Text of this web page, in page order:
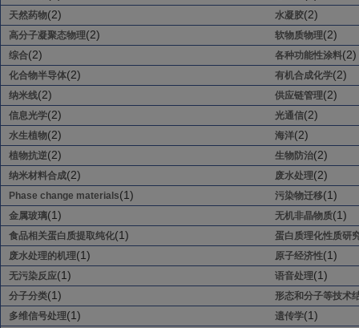
天然药物(2) 水凝胶(2)
高分子凝聚态物理(2) 软物质物理(2)
综合(2) 各种功能性涂料(2)
化合物半导体(2) 有机合成化学(2)
纳米线(2) 供应链管理(2)
信息光学(2) 光通信(2)
水生植物(2) 海洋(2)
植物抗逆(2) 生物防治(2)
纳米材料合成(2) 废水处理(2)
Phase change materials(1) 污染物迁移(1)
金属玻璃(1) 无机非晶物质(1)
食品相关蛋白质提取纯化(1)
蛋白质理化性质研
废水处理的机理(1) 原子经济性(1)
无污染反应(1) 语音处理(1)
分子分类(1)
形态和分子等技术
多维信号处理(1) 遗传学(1)